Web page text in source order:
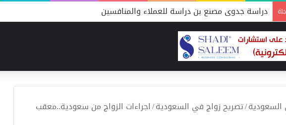
دراسة جدوى مصنع بن دراسة للعملاء والمنافسين
السعودية/تصريح زواج في السعودية/اجراءات الزواج من سعودية..معقب